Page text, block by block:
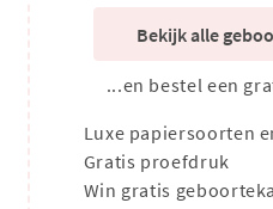
Bekijk alle
...en bestel een
Luxe papiersoorten
Gratis proefdruk
Win gratis